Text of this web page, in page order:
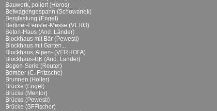
Bauwerk, poliert (Heros)
Beiwagengespann (Schowanek)
Bergfestung (Engel)
Berliner-Fenster-Messe (VERO)
Beton-Haus (And. Länder)
Blockhaus mit Bär (Pewesti)
Blockhaus mit Garten...
Blockhaus, Alpen- (VERHOFA)
Blockhaus-BK (And. Länder)
Bogen-Serie (Reuter)
Bomber (C. Fritzsche)
Brunnen (Holler)
Brücke (Engel)
Brücke (Mentor)
Brücke (Pewesti)
Brücke (SFFischer)